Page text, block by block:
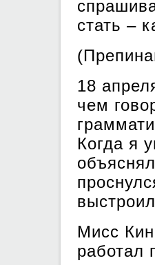
стать –
18
чем
Когда я
Мисс
работал